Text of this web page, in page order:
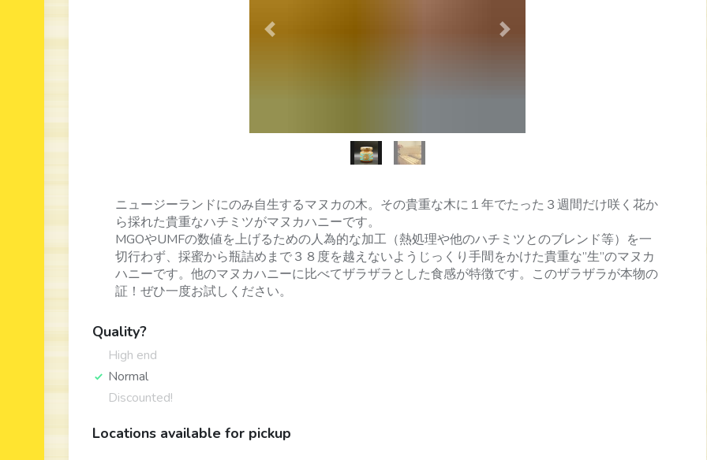
Previous Next
ニュージーランドにのみ自生するマヌカの木。その貴重な木に１年でたった３週間だけ咲く花か
ら採れた貴重なハチミツがマヌカハニーです。
MGOやUMFの数値を上げるための人為的な加工（熱処理や他のハチミツとのブレンド等）を一
切行わず、採蜜から瓶詰めまで３８度を越えないようじっくり手間をかけた貴重な”生”のマヌカ
ハニーです。他のマヌカハニーに比べてザラザラとした食感が特徴です。このザラザラが本物の
証！ぜひ一度お試しください。
Quality?
High end
Normal
Discounted!
Locations available for pickup